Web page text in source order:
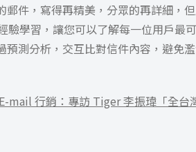
郵件，寫得再精美，分眾的再詳細，
驗學習，讓您可以了解每一位用戶最
預測分析，交互比對信件內容，避免
mail 行銷：專訪 Tiger 李振瑋「全台